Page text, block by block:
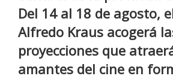
Del 14 al 18 de agosto,
Alfredo Kraus acogerá
proyecciones que
amantes del cine en